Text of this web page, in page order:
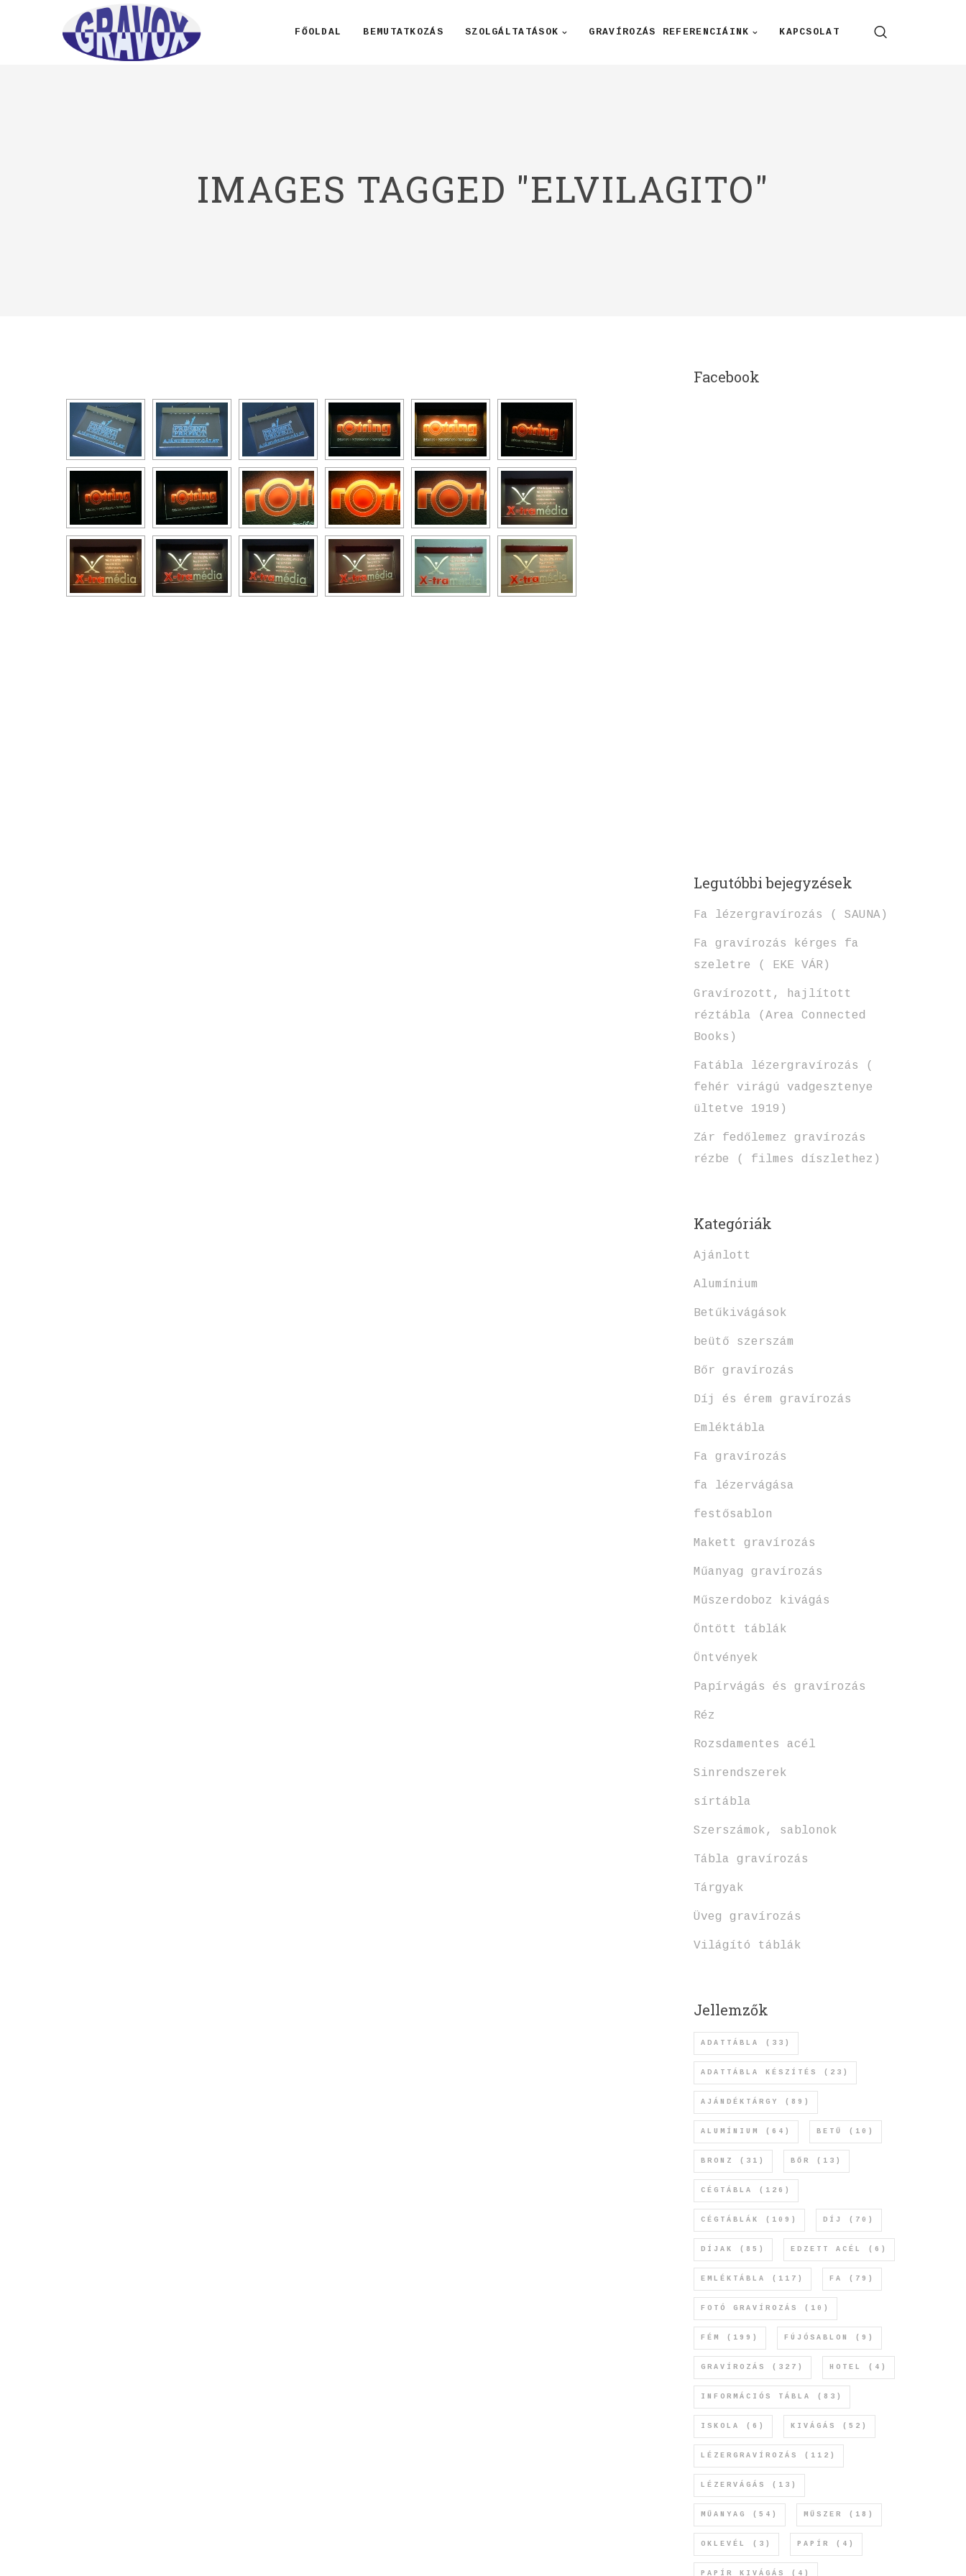
FŐOLDAL BEMUTATKOZÁS SZOLGÁLTATÁSOK GRAVÍROZÁS REFERENCIÁINK KAPCSOLAT
IMAGES TAGGED "ELVILAGITO"
Facebook
Legutóbbi bejegyzések
Fa lézergravírozás ( SAUNA)
Fa gravírozás kérges fa
szeletre ( EKE VÁR)
Gravírozott, hajlított
réztábla (Area Connected
Books)
Fatábla lézergravírozás (
fehér virágú vadgesztenye
ültetve 1919)
Zár fedőlemez gravírozás
rézbe ( filmes díszlethez)
Kategóriák
Ajánlott
Alumínium
Betűkivágások
beütő szerszám
Bőr gravírozás
Díj és érem gravírozás
Emléktábla
Fa gravírozás
fa lézervágása
festősablon
Makett gravírozás
Műanyag gravírozás
Műszerdoboz kivágás
Öntött táblák
Öntvények
Papírvágás és gravírozás
Réz
Rozsdamentes acél
Sinrendszerek
sírtábla
Szerszámok, sablonok
Tábla gravírozás
Tárgyak
Üveg gravírozás
Világító táblák
Jellemzők
ADATTÁBLA (33)
ADATTÁBLA KÉSZÍTÉS (23)
AJÁNDÉKTÁRGY (89)
ALUMÍNIUM (64) BETŰ (10)
BRONZ (31) BŐR (13)
CÉGTÁBLA (126)
CÉGTÁBLÁK (109) DÍJ (70)
DÍJAK (85) EDZETT ACÉL (6)
EMLÉKTÁBLA (117) FA (79)
FOTÓ GRAVÍROZÁS (10)
FÉM (199) FÚJÓSABLON (9)
GRAVÍROZÁS (327) HOTEL (4)
INFORMÁCIÓS TÁBLA (83)
ISKOLA (6) KIVÁGÁS (52)
LÉZERGRAVÍROZÁS (112)
LÉZERVÁGÁS (13)
MŰANYAG (54) MŰSZER (18)
OKLEVÉL (3) PAPÍR (4)
PAPÍR KIVÁGÁS (4)